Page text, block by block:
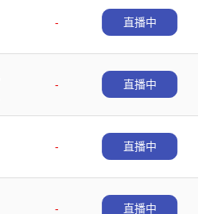
-
直播中
-
直播中
-
直播中
-
直播中